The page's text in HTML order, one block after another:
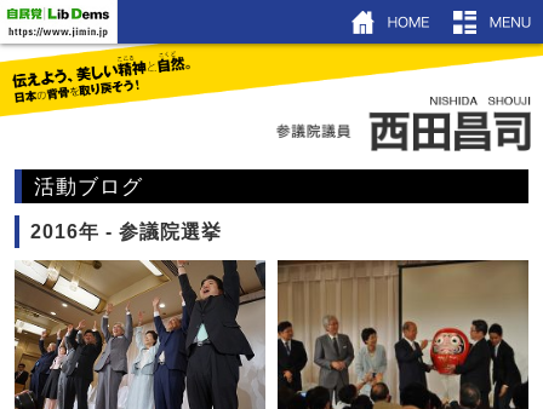
活動ブログ
2016年 - 参議院選挙
ホーム
機関紙showyou
活動ブログ
昌友塾
著書＆DVD
リンク